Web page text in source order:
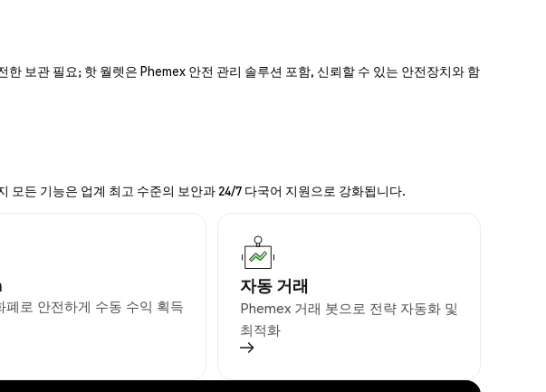
보관 필요; 핫 월렛은 Phemex 안전 관리 솔루션 포함, 신뢰할 수 있는 안전장치와 함
모든 기능은 업계 최고 수준의 보안과 24/7 다국어 지원으로 강화됩니다.
폐로 안전하게 수동 수익 획득
자동 거래
Phemex 거래 봇으로 전략 자동화 및
최적화